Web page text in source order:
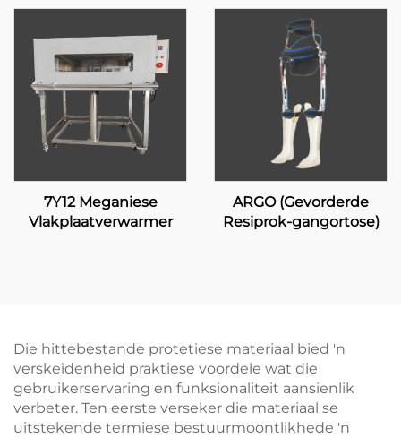
7Y12 Meganiese
Vlakplaatverwarmer
ARGO (Gevorderde
Resiprok-gangortose)
Die hittebestande protetiese materiaal bied 'n
verskeidenheid praktiese voordele wat die
gebruikerservaring en funksionaliteit aansienlik
verbeter. Ten eerste verseker die materiaal se
uitstekende termiese bestuurmoontlikhede 'n